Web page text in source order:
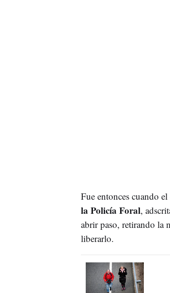
Fue entonces cuando
la Policía Foral,
abrir paso, retirando la
liberarlo.